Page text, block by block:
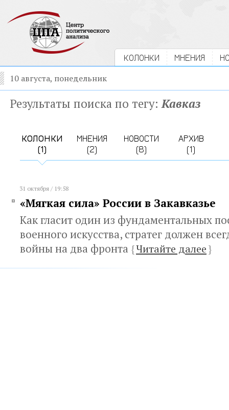
КОЛОНКИ МНЕНИЯ
10 августа, понедельник
Результаты поиска по тегу:Кавказ
КОЛОНКИ
(1)
МНЕНИЯ
(2)
НОВОСТИ
(8)
АРХИВ
(1)
31 октября / 19:58
«Мягкая сила» России в Закавказье
Как гласит один из фундаментальных
военного искусства, стратег должен
войны на два фронта {Читайте далее}